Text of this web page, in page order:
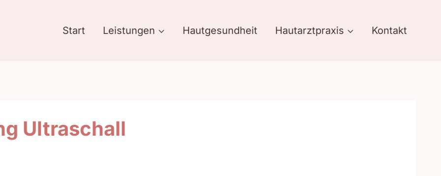
Start Leistungen Hautgesundheit Hautarztpraxis Kontakt
Ultraschall